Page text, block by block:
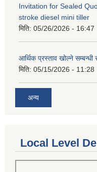
Invitation for Sealed
stroke diesel mini tiller
मिति: 05/26/2026 - 16:47
आर्थिक प्रस्ताव खोल्ने सम्बन्धी
मिति: 05/15/2026 - 11:28
अन्य
Local Level